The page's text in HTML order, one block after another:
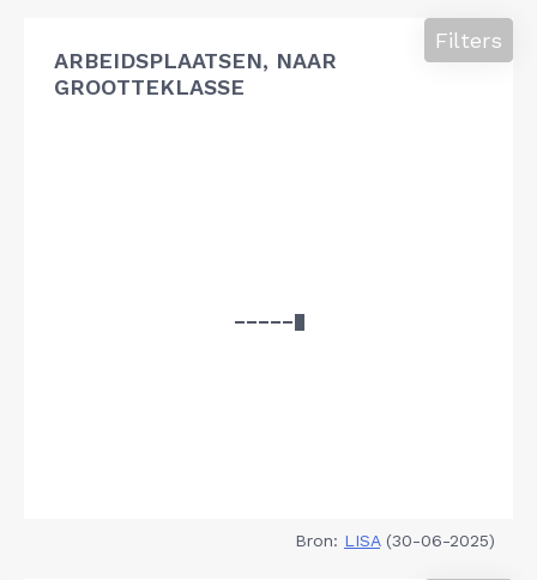
ARBEIDSPLAATSEN, NAAR
GROOTTEKLASSE
Filters
Bron: LISA(30-06-2025)